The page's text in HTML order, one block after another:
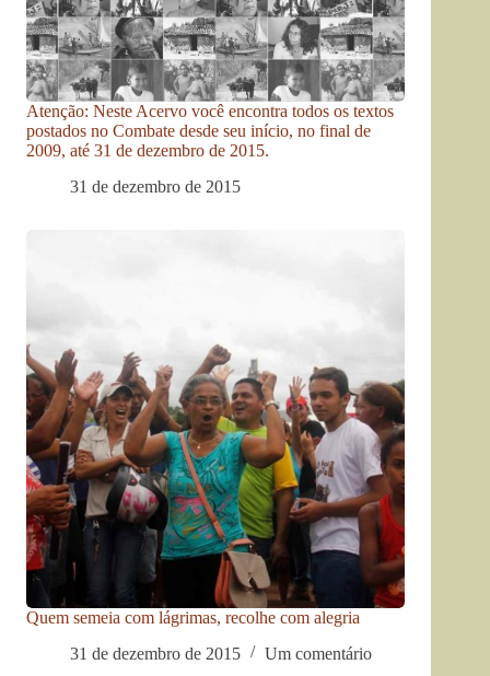
Atenção: Neste Acervo você encontra todos os textos
postados no Combate desde seu início, no final de
2009, até 31 de dezembro de 2015.
31 de dezembro de 2015
Quem semeia com lágrimas, recolhe com alegria
31 de dezembro de 2015
Um comentário